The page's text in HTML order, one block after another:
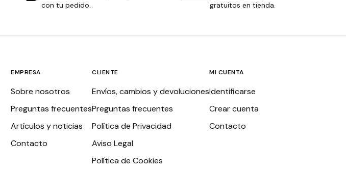
con tu pedido.
gratuitos en tienda.
EMPRESA
Sobre nosotros
Preguntas frecuentes
Artículos y noticias
Contacto
CLIENTE
Envíos, cambios y devoluciones
Preguntas frecuentes
Política de Privacidad
Aviso Legal
Política de Cookies
MI CUENTA
Identificarse
Crear cuenta
Contacto